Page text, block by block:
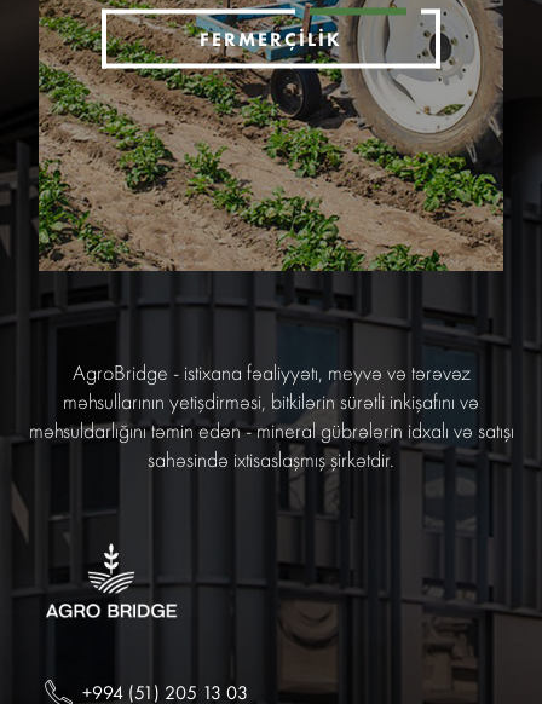
FERMERÇILIK
AgroBridge - istixana fəaliyyətı, meyvə və tərəvəz
məhsullarının yetişdirməsi, bitkilərin sürətli inkişafını və
məhsuldarlığını təmin edən - mineral gübrələrin idxalı və satışı
sahəsində ixtisaslaşmış şirkətdir.
+994 (51) 205 13 03